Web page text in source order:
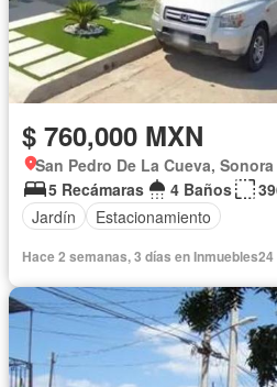
$ 760,000 MXN
San Pedro De La Cueva, Sonora
5 Recámaras
4 Baños
Jardín
Estacionamiento
Hace 2 semanas, 3 días en Inmuebles24